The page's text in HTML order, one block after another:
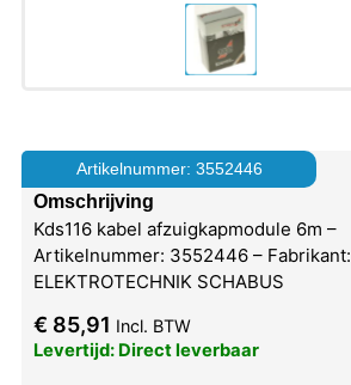
Artikelnummer: 3552446
Omschrijving
Kds116 kabel afzuigkapmodule 6m –
Artikelnummer: 3552446 – Fabrikant:
ELEKTROTECHNIK SCHABUS
€ 85,91 Incl. BTW
Levertijd: Direct leverbaar